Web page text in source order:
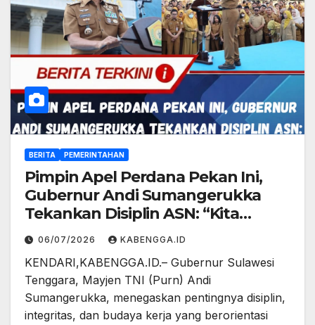
BERITA PEMERINTAHAN
Pimpin Apel Perdana Pekan Ini,
Gubernur Andi Sumangerukka
Tekankan Disiplin ASN: “Kita
Melayani, Bukan Dilayani”
06/07/2026 KABENGGA.ID
KENDARI,KABENGGA.ID.– Gubernur Sulawesi
Tenggara, Mayjen TNI (Purn) Andi
Sumangerukka, menegaskan pentingnya disiplin,
integritas, dan budaya kerja yang berorientasi